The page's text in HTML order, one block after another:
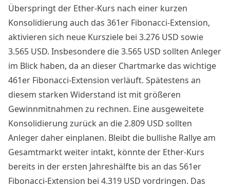
Überspringt der Ether-Kurs nach einer kurzen
Konsolidierung auch das 361er Fibonacci-Extension,
aktivieren sich neue Kursziele bei 3.276 USD sowie
3.565 USD. Insbesondere die 3.565 USD sollten Anleger
im Blick haben, da an dieser Chartmarke das wichtige
461er Fibonacci-Extension verläuft. Spätestens an
diesem starken Widerstand ist mit größeren
Gewinnmitnahmen zu rechnen. Eine ausgeweitete
Konsolidierung zurück an die 2.809 USD sollten
Anleger daher einplanen. Bleibt die bullishe Rallye am
Gesamtmarkt weiter intakt, könnte der Ether-Kurs
bereits in der ersten Jahreshälfte bis an das 561er
Fibonacci-Extension bei 4.319 USD vordringen. Das